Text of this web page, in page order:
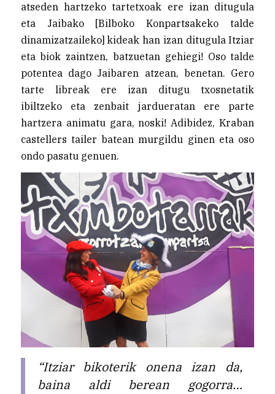
atseden hartzeko tartetxoak ere izan ditugula
eta Jaibako [Bilboko Konpartsakeko talde
dinamizatzaileko] kideak han izan ditugula Itziar
eta biok zaintzen, batzuetan gehiegi! Oso talde
potentea dago Jaibaren atzean, benetan. Gero
tarte libreak ere izan ditugu txosnetatik
ibiltzeko eta zenbait jardueratan ere parte
hartzera animatu gara, noski! Adibidez, Kraban
castellers tailer batean murgildu ginen eta oso
ondo pasatu genuen.
“Itziar bikoterik onena izan da,
baina aldi berean gogorra…